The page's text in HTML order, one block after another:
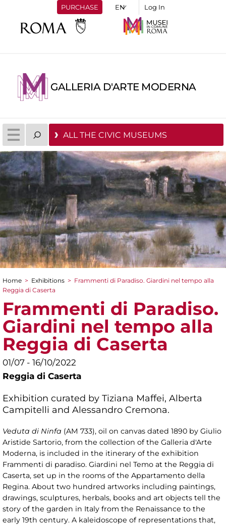
PURCHASE Log In
GALLERIA D'ARTE MODERNA
ALL THE CIVIC MUSEUMS
You are here
Home > Exhibitions > Frammenti di Paradiso. Giardini nel tempo alla
Reggia di Caserta
Frammenti di Paradiso.
Giardini nel tempo alla
Reggia di Caserta
01/07 - 16/10/2022
Reggia di Caserta
Exhibition curated by Tiziana Maffei, Alberta
Campitelli and Alessandro Cremona.
Veduta di Ninfa (AM 733), oil on canvas dated 1890 by Giulio
Aristide Sartorio, from the collection of the Galleria d'Arte
Moderna, is included in the itinerary of the exhibition
Frammenti di paradiso. Giardini nel Temo at the Reggia di
Caserta, set up in the rooms of the Appartamento della
Regina. About two hundred artworks including paintings,
drawings, sculptures, herbals, books and art objects tell the
story of the garden in Italy from the Renaissance to the
early 19th century. A kaleidoscope of representations that,